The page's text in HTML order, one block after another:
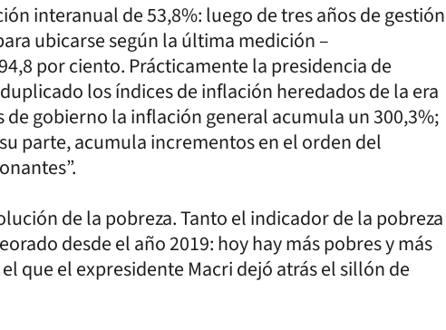
interanual de 53,8%: luego de tres años de gestión
ubicarse según la última medición –
por ciento. Prácticamente la presidencia de
los índices de inflación heredados de la era
de gobierno la inflación general acumula un 300,3%;
parte, acumula incrementos en el orden del
de la pobreza. Tanto el indicador de la pobreza
desde el año 2019: hoy hay más pobres y más
que el expresidente Macri dejó atrás el sillón de